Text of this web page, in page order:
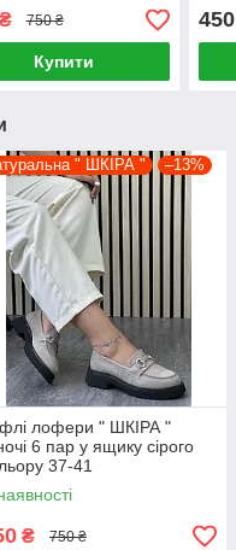
750 ₴
Купити
450
" ШКІРА " –13%
лофери " ШКІРА "
6 пар у ящику сірого
37-41
₴ 750 ₴